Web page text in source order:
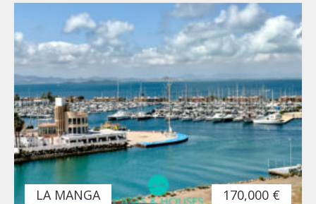
LA MANGA 170,000 €